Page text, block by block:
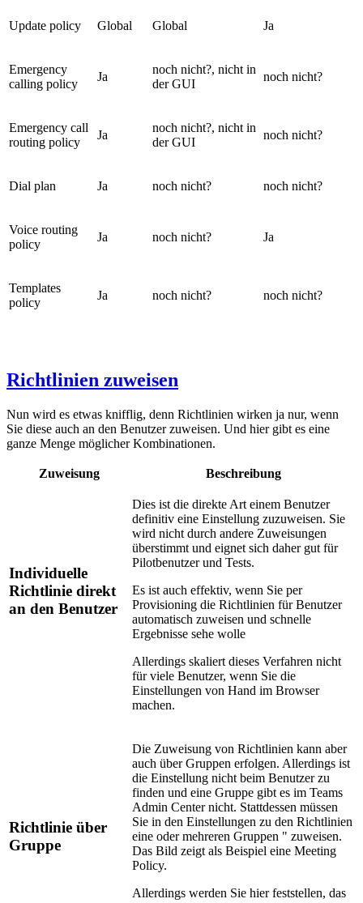
Update policy Global Global Ja
Emergency
calling policy
Ja
noch nicht?, nicht in
der GUI
noch nicht?
Emergency call
routing policy
Ja
noch nicht?, nicht in
der GUI
noch nicht?
Dial plan Ja noch nicht? noch nicht?
Voice routing
policy
Ja noch nicht? Ja
Templates
policy
Ja noch nicht? noch nicht?
Richtlinien zuweisen
Nun wird es etwas knifflig, denn Richtlinien wirken ja nur, wenn
Sie diese auch an den Benutzer zuweisen. Und hier gibt es eine
ganze Menge möglicher Kombinationen.
Zuweisung Beschreibung
Individuelle
Richtlinie direkt
an den Benutzer
Dies ist die direkte Art einem Benutzer
definitiv eine Einstellung zuzuweisen. Sie
wird nicht durch andere Zuweisungen
überstimmt und eignet sich daher gut für
Pilotbenutzer und Tests.
Es ist auch effektiv, wenn Sie per
Provisioning die Richtlinien für Benutzer
automatisch zuweisen und schnelle
Ergebnisse sehe wolle
Allerdings skaliert dieses Verfahren nicht
für viele Benutzer, wenn Sie die
Einstellungen von Hand im Browser
machen.
Richtlinie über
Gruppe
Die Zuweisung von Richtlinien kann aber
auch über Gruppen erfolgen. Allerdings ist
die Einstellung nicht beim Benutzer zu
finden und eine Gruppe gibt es im Teams
Admin Center nicht. Stattdessen müssen
Sie in den Einstellungen zu den Richtlinien
eine oder mehreren Gruppen " zuweisen.
Das Bild zeigt als Beispiel eine Meeting
Policy.
Allerdings werden Sie hier feststellen, das